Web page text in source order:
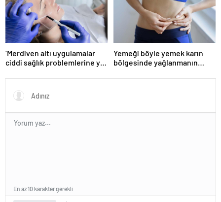
‘Merdiven altı uygulamalar
ciddi sağlık problemlerine yol
Yemeği böyle yemek karın
bölgesinde yağlanmanın
En az 10 karakter gerekli